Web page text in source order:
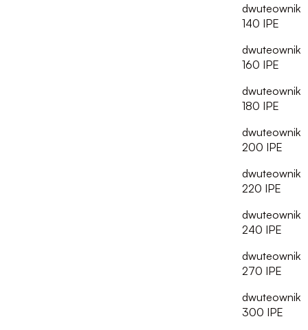
dwuteownik
140 IPE
dwuteownik
160 IPE
dwuteownik
180 IPE
dwuteownik
200 IPE
dwuteownik
220 IPE
dwuteownik
240 IPE
dwuteownik
270 IPE
dwuteownik
300 IPE